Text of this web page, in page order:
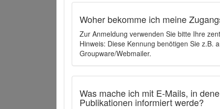
Woher bekomme ich meine
Zur Anmeldung verwenden Sie bitte Ihre
Hinweis: Diese Kennung benötigen Sie z.B.
Groupware/Webmailer.
Was mache ich mit E-Mails, in
Publikationen informiert werde?